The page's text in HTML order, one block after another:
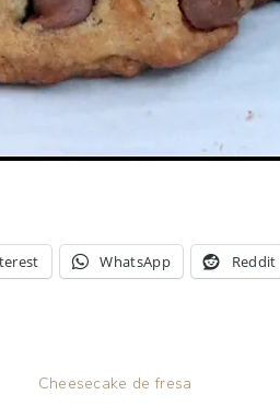
WhatsApp Reddit
Cheesecake de fresa